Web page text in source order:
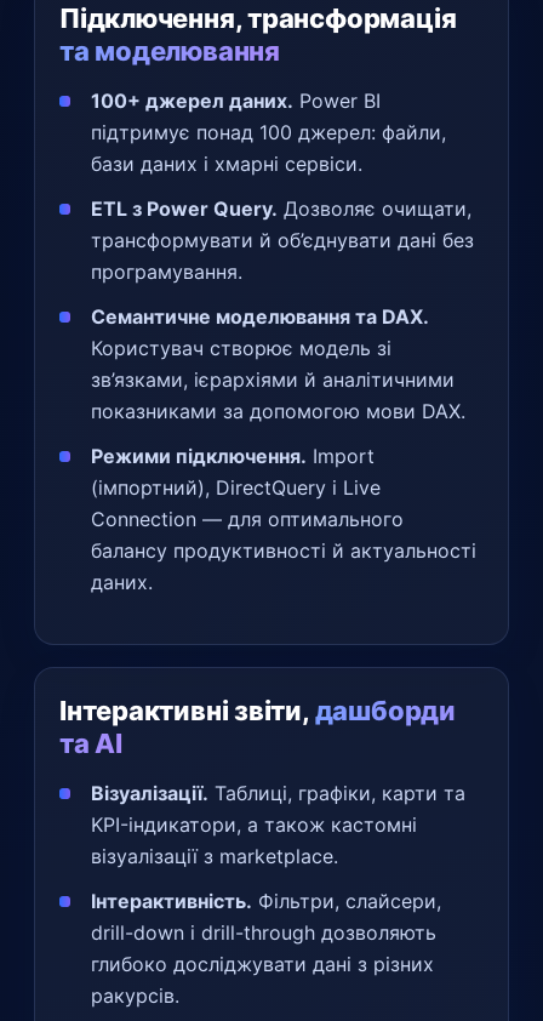
Підключення, трансформація
та моделювання
100+ джерел даних. Power BI
підтримує понад 100 джерел: файли,
бази даних і хмарні сервіси.
ETL з Power Query. Дозволяє очищати,
трансформувати й об’єднувати дані без
програмування.
Семантичне моделювання та DAX.
Користувач створює модель зі
зв’язками, ієрархіями й аналітичними
показниками за допомогою мови DAX.
Режими підключення. Import
(імпортний), DirectQuery і Live
Connection — для оптимального
балансу продуктивності й актуальності
даних.
Інтерактивні звіти, дашборди
та AI
Візуалізації. Таблиці, графіки, карти та
KPI-індикатори, а також кастомні
візуалізації з marketplace.
Інтерактивність. Фільтри, слайсери,
drill-down і drill-through дозволяють
глибоко досліджувати дані з різних
ракурсів.